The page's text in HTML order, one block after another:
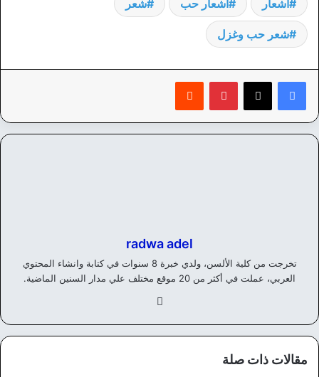
اشعار اشعار حب شعر
شعر حب وغزل
بينتيريست
radwa adel
تخرجت من كلية الألسن، ولدي خبرة 8 سنوات في كتابة وانشاء المحتوي
العربي، عملت في أكثر من 20 موقع مختلف علي مدار السنين الماضية.
وك
مقالات ذات صلة